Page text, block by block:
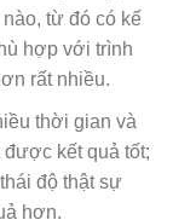
từ đó có kế
hợp với trình
rất nhiều.
thời gian và
kết quả tốt;
độ thật sự
hơn.